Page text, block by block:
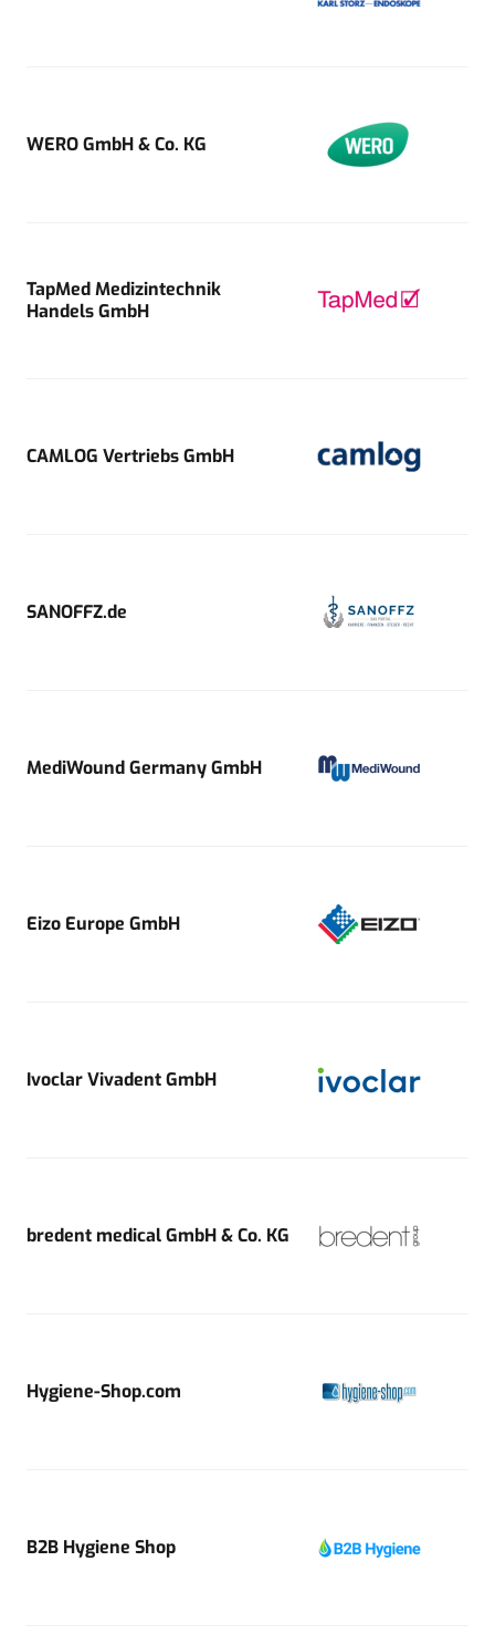
WERO GmbH & Co. KG
TapMed Medizintechnik
Handels GmbH
CAMLOG Vertriebs GmbH
SANOFFZ.de
MediWound Germany GmbH
Eizo Europe GmbH
Ivoclar Vivadent GmbH
bredent medical GmbH & Co. KG
Hygiene-Shop.com
B2B Hygiene Shop